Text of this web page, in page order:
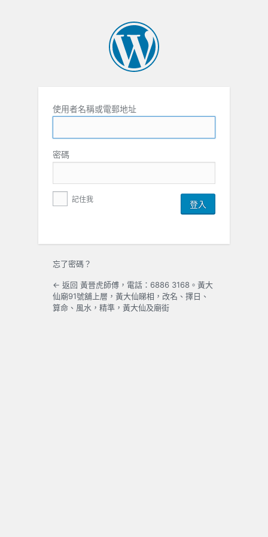
使用者名稱或電郵地址
密碼
記住我
忘了密碼？
← 返回 黃晉虎師傅，電話：6886 3168。黃大
仙廟91號舖上層，黃大仙睇相，改名、擇日、
算命、風水，精準，黃大仙及廟街